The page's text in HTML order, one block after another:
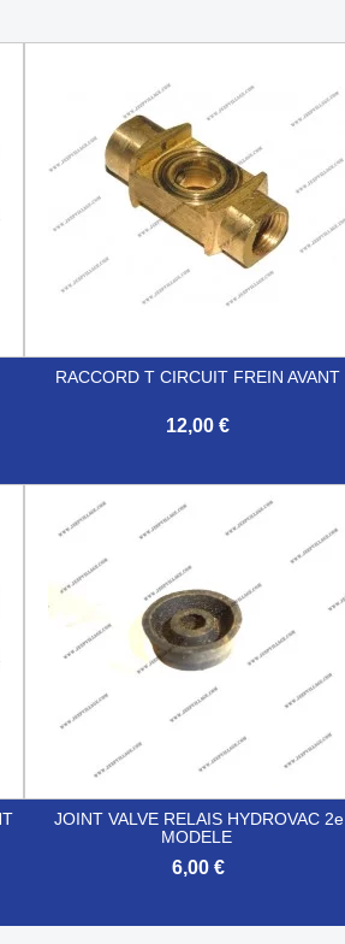
RACCORD T CIRCUIT FREIN AVANT
12,00 €
Aperçu rapide
JOINT VALVE RELAIS HYDROVAC 2e
MODELE
6,00 €